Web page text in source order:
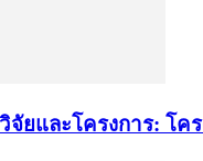
จัยและโครงการ: โค